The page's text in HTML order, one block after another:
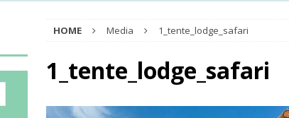
HOME Media 1_tente_lodge_safari
1_tente_lodge_safari